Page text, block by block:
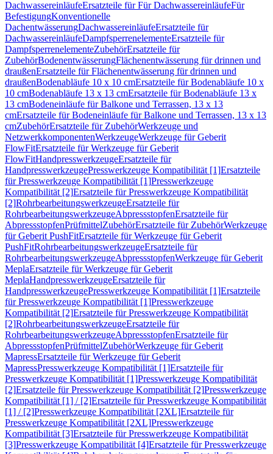
DachwassereinläufeErsatzteile für Für DachwassereinläufeFür
BefestigungKonventionelle
DachentwässerungDachwassereinläufeErsatzteile für
DachwassereinläufeDampfsperrenelementeErsatzteile für
DampfsperrenelementeZubehörErsatzteile für
ZubehörBodenentwässerungFlächenentwässerung für drinnen und
draußenErsatzteile für Flächenentwässerung für drinnen und
draußenBodenabläufe 10 x 10 cmErsatzteile für Bodenabläufe 10 x
10 cmBodenabläufe 13 x 13 cmErsatzteile für Bodenabläufe 13 x
13 cmBodeneinläufe für Balkone und Terrassen, 13 x 13
cmErsatzteile für Bodeneinläufe für Balkone und Terrassen, 13 x 13
cmZubehörErsatzteile für ZubehörWerkzeuge und
NetzwerkkomponentenWerkzeugeWerkzeuge für Geberit
FlowFitErsatzteile für Werkzeuge für Geberit
FlowFitHandpresswerkzeugeErsatzteile für
HandpresswerkzeugePresswerkzeuge Kompatibilität [1]Ersatzteile
für Presswerkzeuge Kompatibilität [1]Presswerkzeuge
Kompatibilität [2]Ersatzteile für Presswerkzeuge Kompatibilität
[2]RohrbearbeitungswerkzeugeErsatzteile für
RohrbearbeitungswerkzeugeAbpressstopfenErsatzteile für
AbpressstopfenPrüfmittelZubehörErsatzteile für ZubehörWerkzeuge
für Geberit PushFitErsatzteile für Werkzeuge für Geberit
PushFitRohrbearbeitungswerkzeugeErsatzteile für
RohrbearbeitungswerkzeugeAbpressstopfenWerkzeuge für Geberit
MeplaErsatzteile für Werkzeuge für Geberit
MeplaHandpresswerkzeugeErsatzteile für
HandpresswerkzeugePresswerkzeuge Kompatibilität [1]Ersatzteile
für Presswerkzeuge Kompatibilität [1]Presswerkzeuge
Kompatibilität [2]Ersatzteile für Presswerkzeuge Kompatibilität
[2]RohrbearbeitungswerkzeugeErsatzteile für
RohrbearbeitungswerkzeugeAbpressstopfenErsatzteile für
AbpressstopfenPrüfmittelZubehörWerkzeuge für Geberit
MapressErsatzteile für Werkzeuge für Geberit
MapressPresswerkzeuge Kompatibilität [1]Ersatzteile für
Presswerkzeuge Kompatibilität [1]Presswerkzeuge Kompatibilität
[2]Ersatzteile für Presswerkzeuge Kompatibilität [2]Presswerkzeuge
Kompatibilität [1] / [2]Ersatzteile für Presswerkzeuge Kompatibilität
[1] / [2]Presswerkzeuge Kompatibilität [2XL]Ersatzteile für
Presswerkzeuge Kompatibilität [2XL]Presswerkzeuge
Kompatibilität [3]Ersatzteile für Presswerkzeuge Kompatibilität
[3]Presswerkzeuge Kompatibilität [4]Ersatzteile für Presswerkzeuge